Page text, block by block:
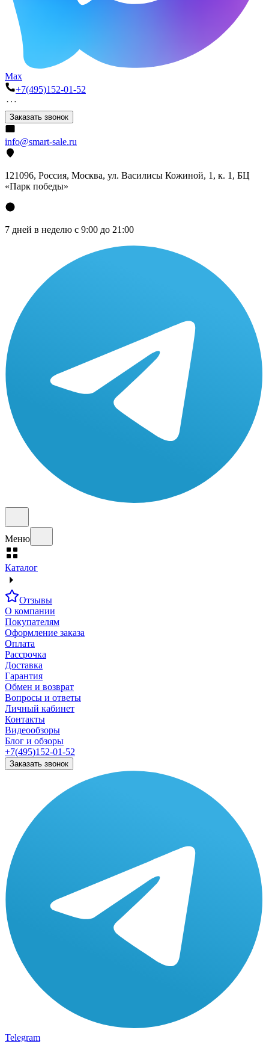
Max
+7(495)152-01-52
Заказать звонок
info@smart-sale.ru
121096, Россия, Москва, ул. Василисы Кожиной, 1, к. 1, БЦ
«Парк победы»
7 дней в неделю с 9:00 до 21:00
Меню
Каталог
Отзывы
О компании
Покупателям
Оформление заказа
Оплата
Рассрочка
Доставка
Гарантия
Обмен и возврат
Вопросы и ответы
Личный кабинет
Контакты
Видеообзоры
Блог и обзоры
+7(495)152-01-52
Заказать звонок
Telegram